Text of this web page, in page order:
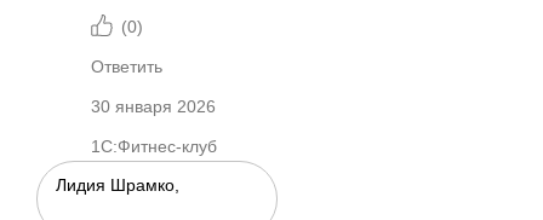
(0)
Ответить
30 января 2026
1С:Фитнес-клуб